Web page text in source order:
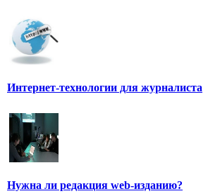
Интернет-технологии для журналиста
Нужна ли редакция web-изданию?